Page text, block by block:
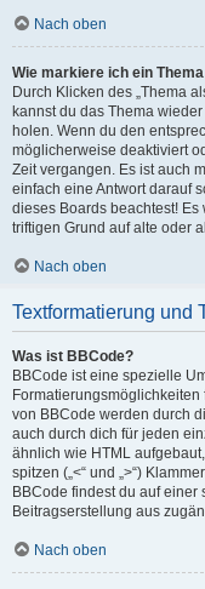
Nach oben
Wie markiere ich ein
Durch Klicken des „Thema
kannst du das Thema
holen. Wenn du den
möglicherweise deaktiviert
Zeit vergangen. Es ist auch
einfach eine Antwort darauf
dieses Boards beachtest!
triftigen Grund auf alte oder
Nach oben
Textformatierung und
Was ist BBCode?
BBCode ist eine spezielle
von BBCode werden durch
auch durch dich für jeden
ähnlich wie HTML
spitzen („<“ und „>“)
BBCode findest du auf
Beitragserstellung aus
Nach oben